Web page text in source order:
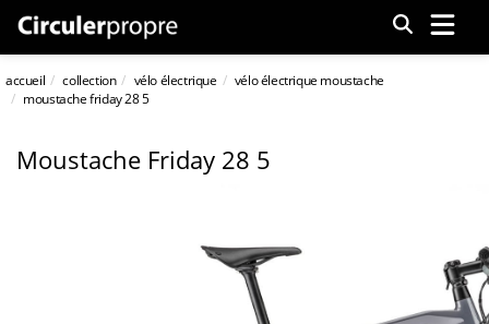
Menu
accueil collection vélo électrique
vélo électrique moustache
moustache friday 28 5
Moustache Friday 28 5